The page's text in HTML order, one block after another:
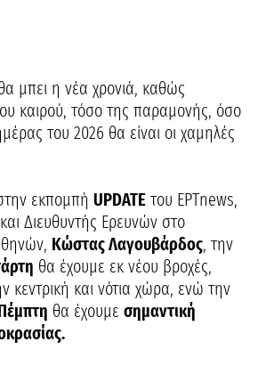
μπει η νέα χρονιά, καθώς
καιρού, τόσο της παραμονής, όσο
του 2026 θα είναι οι χαμηλές
εκπομπή UPDATE του ΕΡΤnews,
Διευθυντής Ερευνών στο
Κώστας Λαγουβάρδος, την
θα έχουμε εκ νέου βροχές,
κεντρική και νότια χώρα, ενώ την
θα έχουμε σημαντική